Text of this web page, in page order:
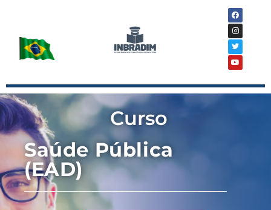
Curso
Saúde Pública
(EAD)